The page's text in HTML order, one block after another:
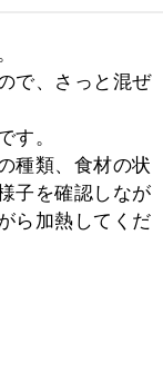
で、さっと混ぜ
す。
種類、食材の状
子を確認しなが
ら加熱してくだ